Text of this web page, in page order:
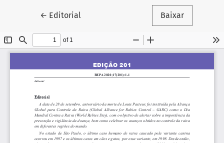
← Voltar aos Detalhes do Artigo
Editorial Baixar